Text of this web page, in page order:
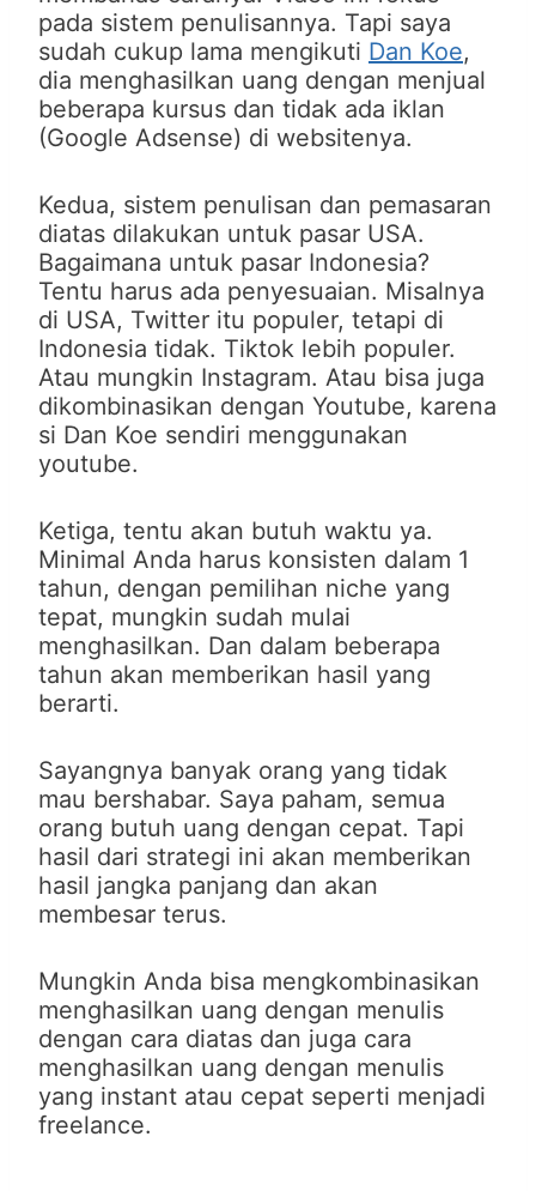
pada sistem penulisannya. Tapi saya
sudah cukup lama mengikuti Dan Koe,
dia menghasilkan uang dengan menjual
beberapa kursus dan tidak ada iklan
(Google Adsense) di websitenya.
Kedua, sistem penulisan dan pemasaran
diatas dilakukan untuk pasar USA.
Bagaimana untuk pasar Indonesia?
Tentu harus ada penyesuaian. Misalnya
di USA, Twitter itu populer, tetapi di
Indonesia tidak. Tiktok lebih populer.
Atau mungkin Instagram. Atau bisa juga
dikombinasikan dengan Youtube, karena
si Dan Koe sendiri menggunakan
youtube.
Ketiga, tentu akan butuh waktu ya.
Minimal Anda harus konsisten dalam 1
tahun, dengan pemilihan niche yang
tepat, mungkin sudah mulai
menghasilkan. Dan dalam beberapa
tahun akan memberikan hasil yang
berarti.
Sayangnya banyak orang yang tidak
mau bershabar. Saya paham, semua
orang butuh uang dengan cepat. Tapi
hasil dari strategi ini akan memberikan
hasil jangka panjang dan akan
membesar terus.
Mungkin Anda bisa mengkombinasikan
menghasilkan uang dengan menulis
dengan cara diatas dan juga cara
menghasilkan uang dengan menulis
yang instant atau cepat seperti menjadi
freelance.